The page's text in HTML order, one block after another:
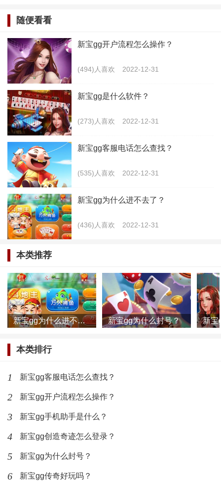
2.那么这么好用的手机助手应该怎样去进行下载
呢？大家如果说想要去获取这个软件的话，需要到他们
不仅有下载的链接，还有下载的详细教程和详细的方
法，大家可以按照这个步骤来进行安装和下载，完成下
载之后就可以顺利的来进行使用这个平台了。
新宝平台对于用户的体验感是比较注重的，大家在
新宝gg为什么进不去了？
新宝gg为什么封号？
(466)人喜欢
随便看看
新宝gg开户流程怎么操作？
(494)人喜欢 2022-12-31
新宝gg是什么软件？
(273)人喜欢 2022-12-31
新宝gg客服电话怎么查找？
(535)人喜欢 2022-12-31
新宝gg为什么进不去了？
(436)人喜欢 2022-12-31
本类推荐
新宝gg为什么进不去了？ 新宝gg为什么封号？
本类排行
1 新宝gg客服电话怎么查找？
2 新宝gg开户流程怎么操作？
3 新宝gg手机助手是什么？
4 新宝gg创造奇迹怎么登录？
5 新宝gg为什么封号？
6 新宝gg传奇好玩吗？